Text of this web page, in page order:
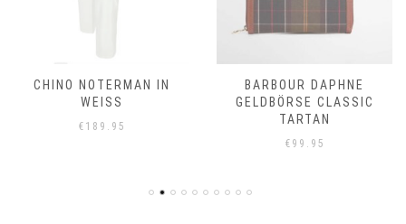
CHINO NOTERMAN IN
WEISS
€ 189.95
BARBOUR DAPHNE
GELDBÖRSE CLASSIC
TARTAN
€ 99.95